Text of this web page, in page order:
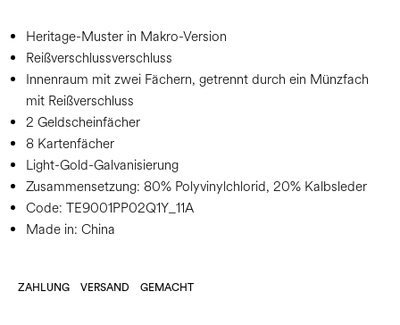
Heritage-Muster in Makro-Version
Reißverschlussverschluss
Innenraum mit zwei Fächern, getrennt durch ein Münzfach
mit Reißverschluss
2 Geldscheinfächer
8 Kartenfächer
Light-Gold-Galvanisierung
Zusammensetzung: 80% Polyvinylchlorid, 20% Kalbsleder
Code: TE9001PP02Q1Y_11A
Made in: China
ZAHLUNG VERSAND GEMACHT